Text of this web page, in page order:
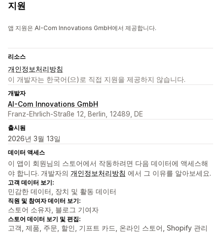
지원
앱 지원은 AI-Com Innovations GmbH에서 제공합니다.
리소스
개인정보처리방침
이 개발자는 한국어(으)로 직접 지원을 제공하지 않습니다.
개발자
AI-Com Innovations GmbH
Franz-Ehrlich-Straße 12, Berlin, 12489, DE
출시됨
2026년 3월 13일
데이터 액세스
이 앱이 회원님의 스토어에서 작동하려면 다음 데이터에 액세스해
야 합니다. 개발자의 개인정보처리방침 에서 그 이유를 알아보세요.
고객 데이터 보기:
민감한 데이터, 장치 및 활동 데이터
직원 및 참여자 데이터 보기:
스토어 소유자, 블로그 기여자
스토어 데이터 보기 및 편집:
고객, 제품, 주문, 할인, 기프트 카드, 온라인 스토어, Shopify 관리